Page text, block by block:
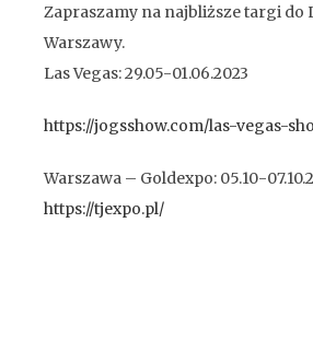
Zapraszamy na najbliższe targi do
Warszawy.
Las Vegas: 29.05-01.06.2023
https://jogsshow.com/las-vegas-
Warszawa – Goldexpo: 05.10-
https://tjexpo.pl/